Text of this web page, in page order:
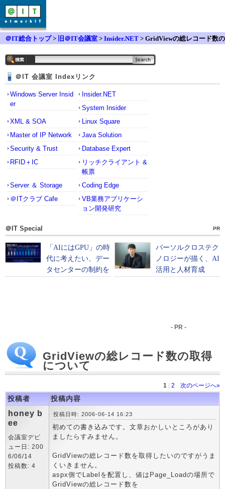
＠IT総合トップ> 旧＠IT会議室 > Insider.NET > GridViewの総レコード数の
＠IT 会議室 Indexリンク
Windows Server Insid
er
Insider.NET
System Insider
XML & SOA
Linux Square
Master of IP Network
Java Solution
Security & Trust
Database Expert
RFID＋IC
リッチクライアント &
帳票
Server ＆ Storage
Coding Edge
＠ITクラブ Cafe
VB業務アプリケーシ
ョン開発研究
＠IT Special PR
- PR -
GridViewの総レコード数の取得
について
1 2 次のページへ»
投稿者 投稿内容
honey b
ee
会議室デビ
ュー日: 200
6/06/14
投稿数: 4
投稿日時: 2006-06-14 16:23
初めての書き込みです。文章おかしいところがあり
ましたらすみません。
GridViewの総レコード数を取得したいのですがうま
くいきません。
aspx側でLabelを配置し、値はPage_Loadの場所で
GridViewの総レコード数を